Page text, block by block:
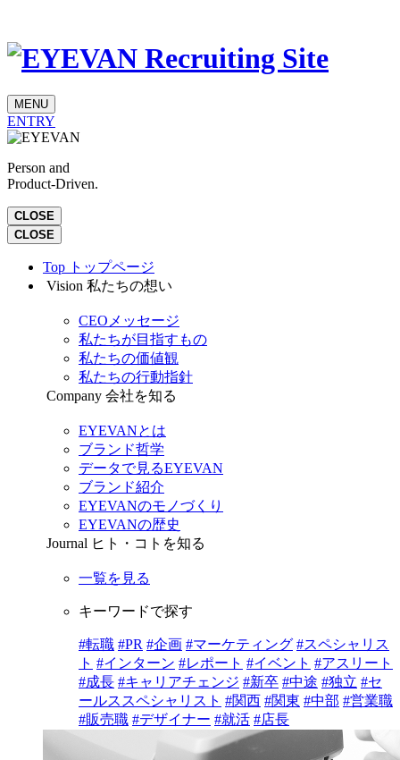
MENU
ENTRY
Person and
Product-Driven.
CLOSE
CLOSE
Top トップページ
Vision 私たちの想い
CEOメッセージ
私たちが目指すもの
私たちの価値観
私たちの行動指針
Company 会社を知る
EYEVANとは
ブランド哲学
データで見るEYEVAN
ブランド紹介
EYEVANのモノづくり
EYEVANの歴史
Journal ヒト・コトを知る
一覧を見る
キーワードで探す
#転職 #PR #企画 #マーケティング #スペシャリス
ト #インターン #レポート #イベント #アスリート
#成長 #キャリアチェンジ #新卒 #中途 #独立 #セ
ールススペシャリスト #関西 #関東 #中部 #営業職
#販売職 #デザイナー #就活 #店長